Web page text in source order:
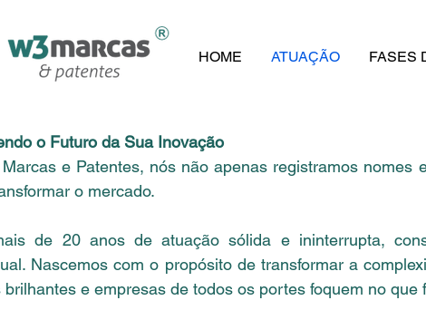
HOME ATUAÇÃO FASES
o Futuro da Sua Inovação
e Patentes, nós não apenas registramos
o mercado.
de 20 anos de atuação sólida e ininterrupta,
Nascemos com o propósito de transformar a
brilhantes e empresas de todos os portes foquem no que